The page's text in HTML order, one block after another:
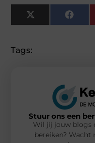
X
(Twitter)
Tags:
Stuur ons een
Wil jij jouw blogs
bereiken? Wacht